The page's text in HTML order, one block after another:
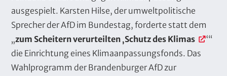
ausgespielt. Karsten Hilse, der umweltpolitische
Sprecher der AfD im Bundestag, forderte statt dem
„zum Scheitern verurteilten ‚Schutz des Klimas
‘“
die Einrichtung eines Klimaanpassungsfonds. Das
Wahlprogramm der Brandenburger AfD zur